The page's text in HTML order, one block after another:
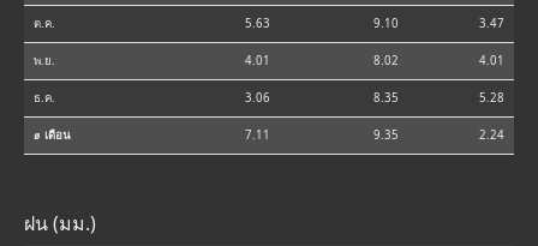
ต.ค. 5.63 9.10 3.47
พ.ย. 4.01 8.02 4.01
ธ.ค. 3.06 8.35 5.28
⌀ เดือน 7.11 9.35 2.24
ฝน (มม.)